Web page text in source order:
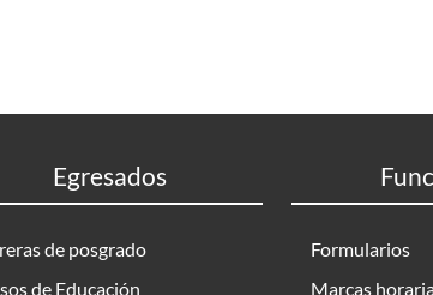
Egresados
de posgrado
de Educación
Formularios
Marcas